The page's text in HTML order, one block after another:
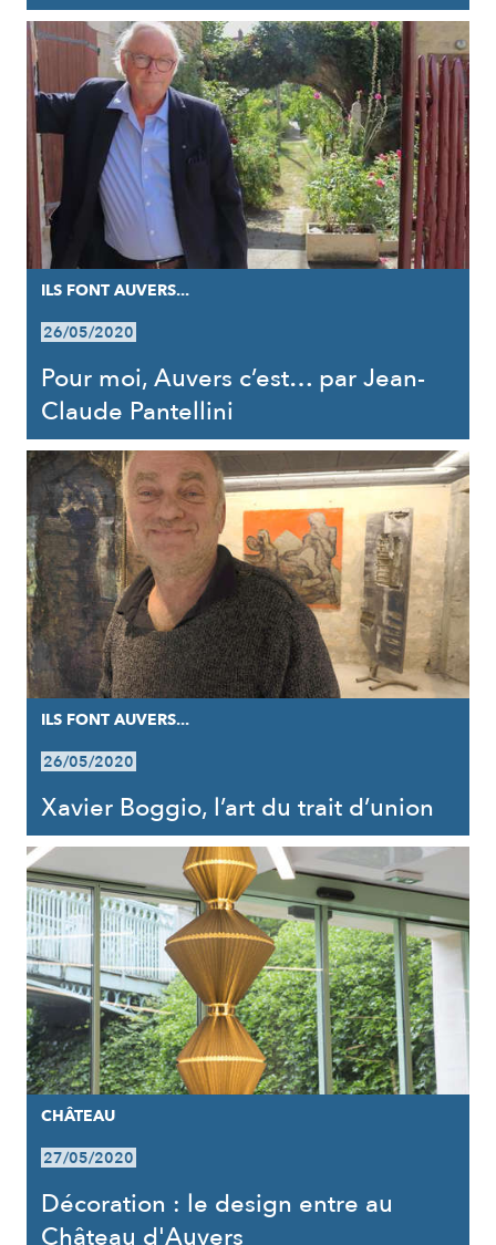
ILS FONT AUVERS...
26/05/2020
Pour moi, Auvers c’est… par Jean-
Claude Pantellini
ILS FONT AUVERS...
26/05/2020
Xavier Boggio, l’art du trait d’union
CHÂTEAU
27/05/2020
Décoration : le design entre au
Château d'Auvers